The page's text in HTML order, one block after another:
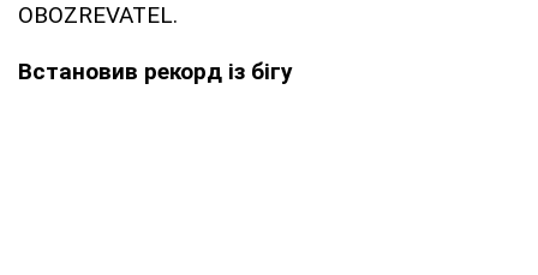
OBOZREVATEL.
Встановив рекорд із бігу